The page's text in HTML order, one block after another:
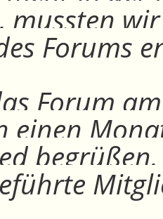
Forums
Forum
einen